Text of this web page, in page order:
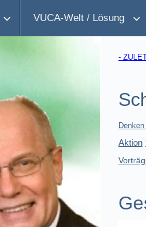
VUCA-Welt / Lösung
-
Aktion